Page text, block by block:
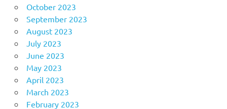
October 2023
September 2023
August 2023
July 2023
June 2023
May 2023
April 2023
March 2023
February 2023